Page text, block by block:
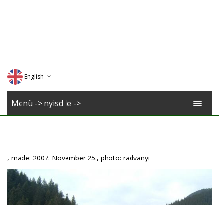
English
Deutsch
Menü -> nyisd le ->
, made: 2007. November 25., photo: radvanyi